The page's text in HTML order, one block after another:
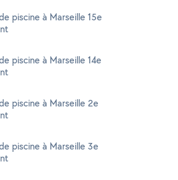
piscine à Marseille 15e
piscine à Marseille 14e
piscine à Marseille 2e
piscine à Marseille 3e